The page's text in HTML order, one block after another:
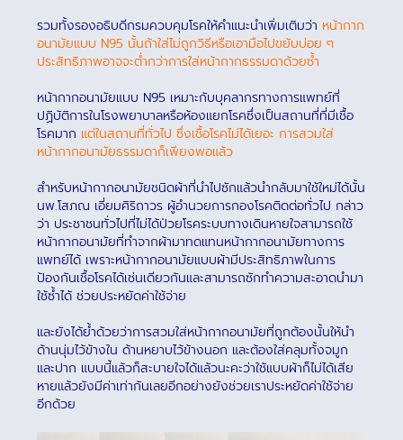
รวมทั้งรองอธิบดีกรมควบคุมโรคให้คำแนะนำเพิ่มเติมว่า หน้ากาก
อนามัยแบบ N95 นั้นถ้าใส่ไม่ถูกวิธีหรือเอามือไปขยับบ่อย ๆ
ประสิทธิภาพอาจจะต่ำกว่าการใส่หน้ากากธรรมดาด้วยซ้ำ
หน้ากากอนามัยแบบ N95 เหมาะกับบุคลากรทางการแพทย์ที่
ปฏิบัติการในโรงพยาบาลหรือห้องแยกโรคซึ่งเป็นสถานที่ที่มีเชื้อ
โรคมาก แต่ในสถานที่ทั่วไป ซึ่งเชื้อโรคไม่ได้เยอะ การสวมใส่
หน้ากากอนามัยธรรมดาก็เพียงพอแล้ว
สำหรับหน้ากากอนามัยชนิดผ้าที่นำไปซักแล้วนำกลับมาใช้ใหม่ได้นั้น
นพ.โสภณ เอี่ยมศิริถาวร ผู้อำนวยการกองโรคติดต่อทั่วไป กล่าว
ว่า ประชาชนทั่วไปที่ไม่ได้ป่วยโรคระบบทางเดินหายใจสามารถใช้
หน้ากากอนามัยที่ทำจากผ้ามาทดแทนหน้ากากอนามัยทางการ
แพทย์ได้ เพราะหน้ากากอนามัยแบบผ้ามีประสิทธิภาพในการ
ป้องกันเชื้อโรคได้เช่นเดียวกันและสามารถซักทำความสะอาดนำมา
ใช้ซ้ำได้ ช่วยประหยัดค่าใช้จ่าย
และยังได้ย้ำด้วยว่าการสวมใส่หน้ากากอนามัยที่ถูกต้องนั้นให้นำ
ด้านนุ่มไว้ข้างใน ด้านหยาบไว้ข้างนอก และต้องใส่คลุมทั้งจมูก
และปาก แบบนี้แล้วก็สะบายใจได้แล้วนะคะว่าใช้แบบผ้าก็ไม่ได้เสีย
หายแล้วยังมีค่าเท่ากันเลยอีกอย่างยังช่วยเราประหยัดค่าใช้จ่าย
อีกด้วย